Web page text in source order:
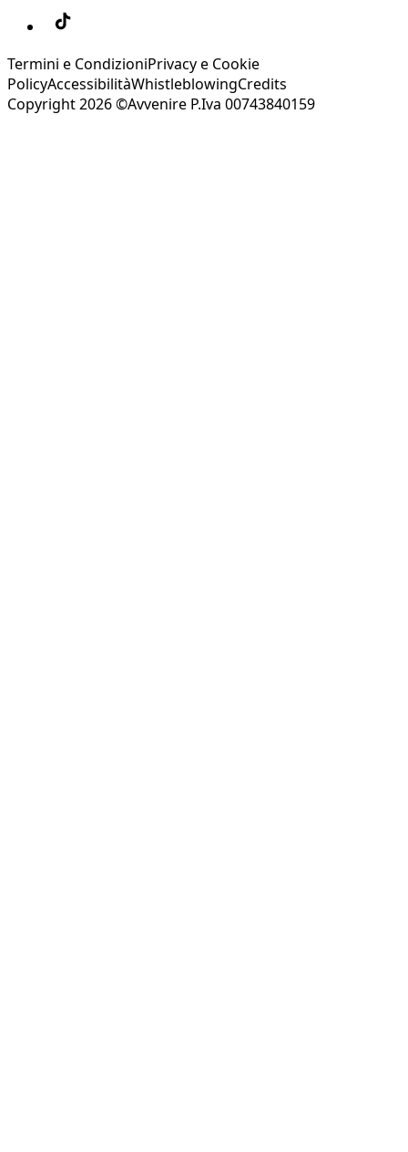
Termini e CondizioniPrivacy e Cookie
PolicyAccessibilitàWhistleblowingCredits
Copyright 2026 ©Avvenire P.Iva 00743840159